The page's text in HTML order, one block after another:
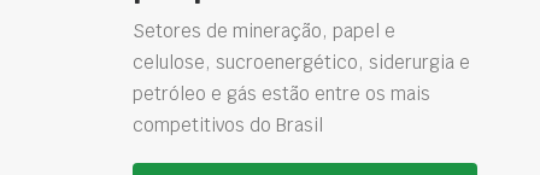
Setores de mineração, papel e
celulose, sucroenergético, siderurgia e
petróleo e gás estão entre os mais
competitivos do Brasil